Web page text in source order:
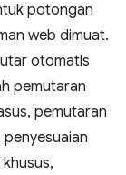
potongan
web dimuat.
otomatis
pemutaran
pemutaran